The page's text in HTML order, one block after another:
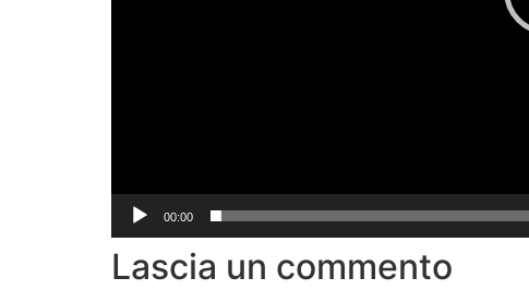
00:00
Lascia un commento